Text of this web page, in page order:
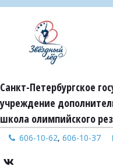
Санкт-Петербургское
учреждение
школа олимпийского
606-10-62, 606-10-37